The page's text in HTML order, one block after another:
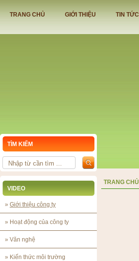
TRANG CHỦ GIỚI THIỆU TIN TỨC
TÌM KIẾM
VIDEO
» Giới thiệu công ty
» Hoạt động của công ty
» Văn nghệ
» Kiến thức môi trường
TRANG CHỦ